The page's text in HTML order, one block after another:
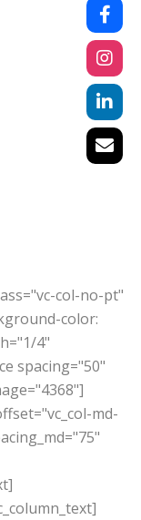
col-no-pt"
color:
4"
spacing="50"
md-